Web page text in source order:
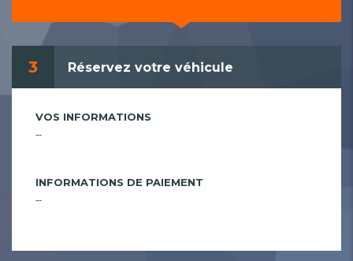
3 Réservez votre véhicule
VOS INFORMATIONS
--
INFORMATIONS DE PAIEMENT
--